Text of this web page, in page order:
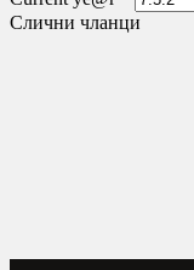
Слични чланци